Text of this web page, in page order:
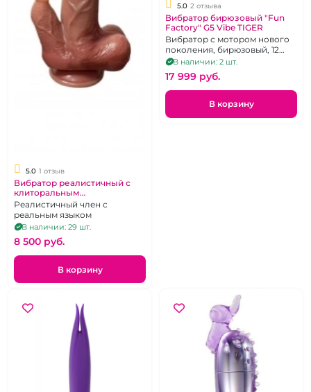
5.0 1 отзыв
Вибратор реалистичный с
клиторальным
стимулятором язычком
Реалистичный член с
реальным языком
В наличии: 29 шт.
8 500 pуб.
В корзину
5.0 2 отзыва
Вибратор бирюзовый "Fun
Factory" G5 Vibe TIGER
Вибратор с мотором нового
поколения, бирюзовый, 12
программ вибрации.
В наличии: 2 шт.
17 999 pуб.
В корзину